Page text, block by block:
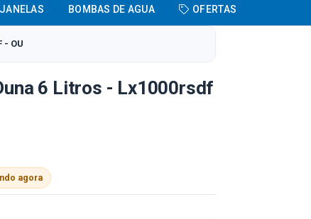
BOMBAS DE AGUA OFERTAS
- OU
6 Litros - Lx1000rsdf
agora